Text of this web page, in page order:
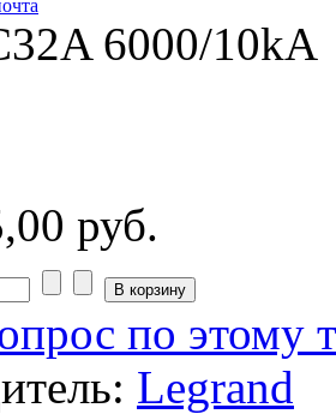
6000/10kA
руб.
по этому
Legrand